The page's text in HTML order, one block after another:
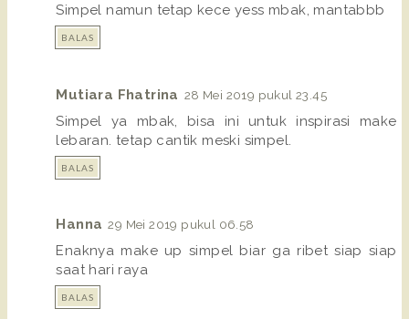
Simpel namun tetap kece yess mbak, mantabbb
BALAS
Mutiara Fhatrina 28 Mei 2019 pukul 23.45
Simpel ya mbak, bisa ini untuk inspirasi make
lebaran. tetap cantik meski simpel.
BALAS
Hanna 29 Mei 2019 pukul 06.58
Enaknya make up simpel biar ga ribet siap siap
saat hari raya
BALAS